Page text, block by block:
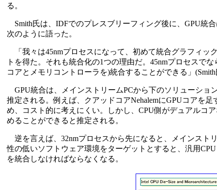
る。
Smith氏は、IDFでのプレスブリーフィング後に、GPU統
次のように語った。
「我々は45nmプロセスになって、初めて統合グラフィッ
トを得た。それも統合化の1つの理由だ。45nmプロセスで
コアとメモリコントローラを)統合することができる」(Smith
GPU統合は、メインストリームPCから下のソリューショ
推定される。例えば、クアッドコアNehalemにGPUコアを
め、コスト的に考えにくい。しかし、CPU側がデュアルコ
めることができると推定される。
逆を言えば、32nmプロセスから先になると、メインスト
性の低いソフトウェア環境をターゲットとすると、汎用
を統合しなければならなくなる。